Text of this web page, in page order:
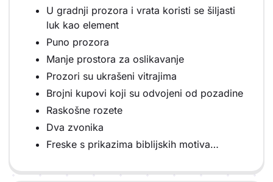
U gradnji prozora i vrata koristi se šiljasti
luk kao element
Puno prozora
Manje prostora za oslikavanje
Prozori su ukrašeni vitrajima
Brojni kupovi koji su odvojeni od pozadine
Raskošne rozete
Dva zvonika
Freske s prikazima biblijskih motiva…